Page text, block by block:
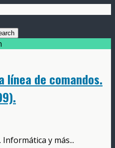
línea de comandos.
y más...